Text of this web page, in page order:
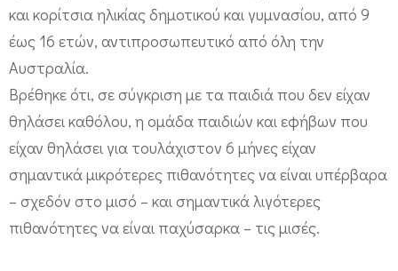
α
σ
ε
π
α
ι
δ
ι
και κορίτσια ηλικίας δημοτικού και γυμνασίου, από 9
έως 16 ετών, αντιπροσωπευτικό από όλη την
Αυστραλία.
Βρέθηκε ότι, σε σύγκριση με τα παιδιά που δεν είχαν
θηλάσει καθόλου, η ομάδα παιδιών και εφήβων που
είχαν θηλάσει για τουλάχιστον 6 μήνες είχαν
σημαντικά μικρότερες πιθανότητες να είναι υπέρβαρα
– σχεδόν στο μισό – και σημαντικά λιγότερες
πιθανότητες να είναι παχύσαρκα – τις μισές.